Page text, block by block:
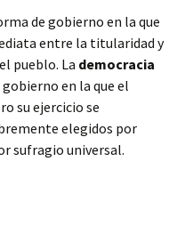
de gobierno en la que
entre la titularidad y
pueblo. La democracia
en la que el
su ejercicio se
elegidos por
sufragio universal.